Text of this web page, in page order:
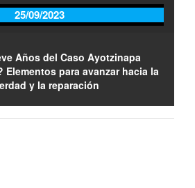
25/09/2023
Años del Caso Ayotzinapa
Elementos para avanzar hacia la
y la reparación